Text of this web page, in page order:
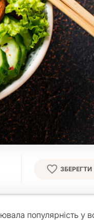
ЗБЕРЕГТИ
популярність у